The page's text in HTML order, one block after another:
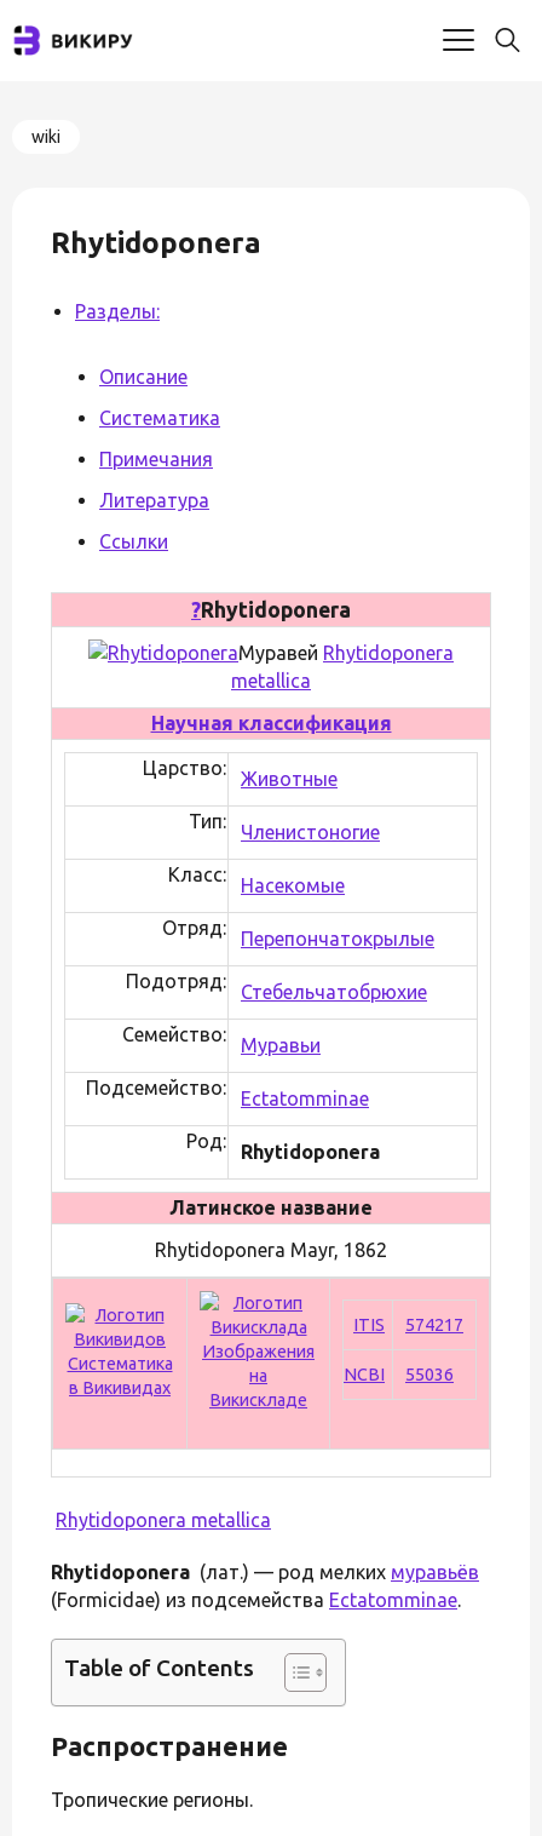
wiki
Rhytidoponera
Разделы:
Описание
Систематика
Примечания
Литература
Ссылки
?Rhytidoponera
Муравей Rhytidoponera
metallica
Научная классификация
Царство:
Животные
Тип:
Членистоногие
Класс:
Насекомые
Отряд:
Перепончатокрылые
Подотряд:
Стебельчатобрюхие
Семейство:
Муравьи
Подсемейство:
Ectatomminae
Род:
Rhytidoponera
Латинское название
Rhytidoponera Mayr, 1862
Систематика
в Викивидах
Изображения
на
Викискладе
ITIS 574217
NCBI 55036
Rhytidoponera metallica
Rhytidoponera (лат.) — род мелких муравьёв
(Formicidae) из подсемейства Ectatomminae.
Table of Contents
Распространение
Тропические регионы.